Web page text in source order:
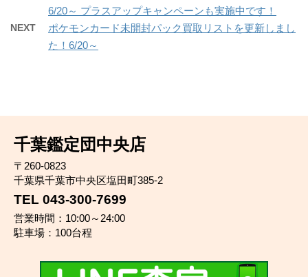
6/20～ プラスアップキャンペーンも実施中です！
NEXT
ポケモンカード未開封パック買取リストを更新しまし
た！6/20～
千葉鑑定団中央店
〒260-0823
千葉県千葉市中央区塩田町385-2
TEL 043-300-7699
営業時間：10:00～24:00
駐車場：100台程